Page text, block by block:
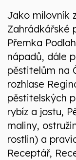
Jako milovník
Zahrádkářské
Přemka
nápadů, dále
pěstitelům na
rozhlase
pěstitelských
rybíz a jostu,
maliny,
rostlin) a
Receptář,